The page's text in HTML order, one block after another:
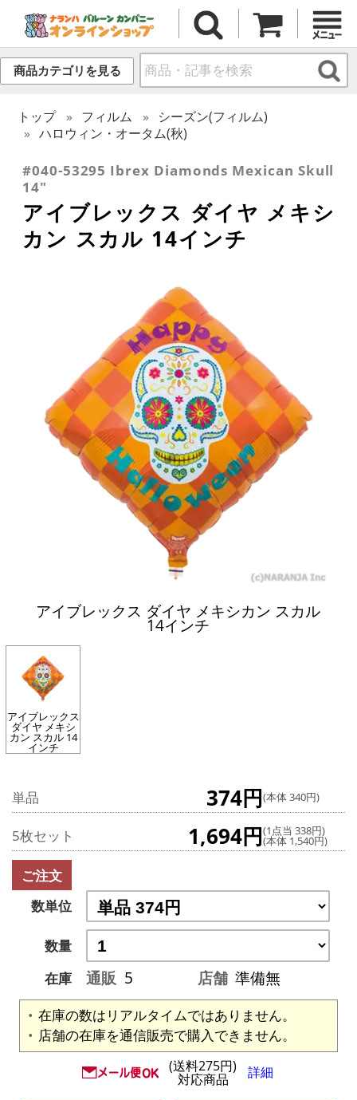
商品カテゴリを見る
トップ フィルム
シーズン(フィルム)
ハロウィン・オータム(秋)
#040-53295 Ibrex Diamonds Mexican Skull
14"
アイブレックス ダイヤ メキシ
カン スカル 14インチ
アイブレックス ダイヤ メキシカン スカル
14インチ
アイブレックス
ダイヤ メキシ
カン スカル 14
インチ
単品 374円(本体 340円)
5枚セット 1,694円(1点当 338円)
(本体 1,540円)
ご注文
数単位
数量
在庫
通販 5 店舗 準備無
在庫の数はリアルタイムではありません。
店舗の在庫を通信販売で購入できません。
(送料275円)
対応商品 詳細